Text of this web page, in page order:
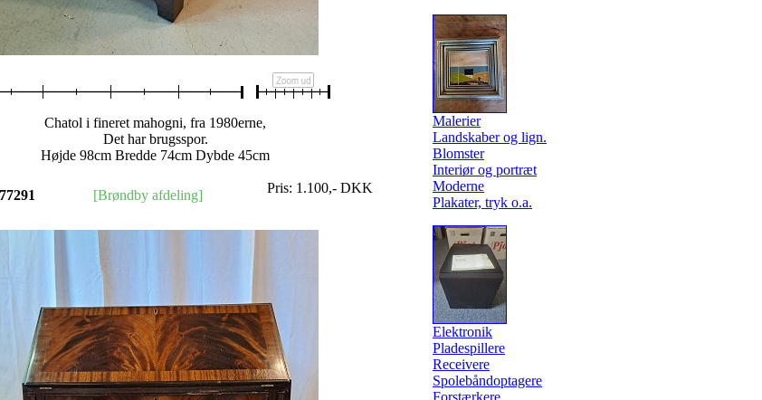
Chatol i fineret mahogni, fra 1980erne,
Det har brugsspor.
Højde 98cm Bredde 74cm Dybde 45cm
[Brøndby afdeling] Pris: 1.100,- DKK
Malerier
Landskaber og lign.
Blomster
Interiør og portræt
Moderne
Plakater, tryk o.a.
Elektronik
Pladespillere
Receivere
Spolebåndoptagere
Forstærkere